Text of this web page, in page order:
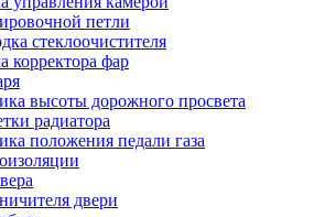
петли
стеклоочистителя
корректора фар
высоты дорожного просвета
радиатора
положения педали газа
двери